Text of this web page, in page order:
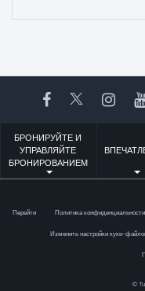
Facebook
Twitter
БРОНИРУЙТЕ И
УПРАВЛЯЙТЕ
БРОНИРОВАНИЕМ
Перейти Политика
Изменить настройки куки-
©